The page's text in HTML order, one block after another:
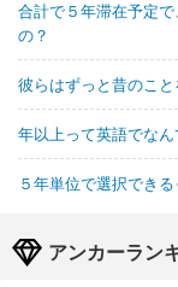
合計で５年滞在予定
の？
彼らはずっと昔のこ
年以上って英語でなん
５年単位で選択でき
アンカーラン